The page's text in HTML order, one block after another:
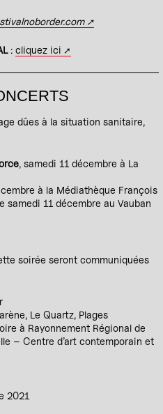
:cliquez ici
dûes à la situation sanitaire,
, samedi 11 décembre à La
à la Médiathèque François
11 décembre au Vauban
soirée seront communiquées
Le Quartz, Plages
à Rayonnement Régional de
– Centre d’art contemporain et
2021